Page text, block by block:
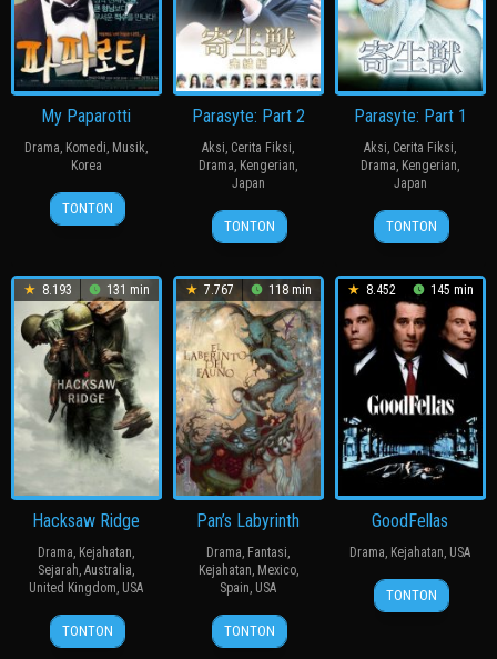
My Paparotti
Drama, Komedi, Musik,
Korea
14
Mar
윤
종
TONTON
Parasyte: Part 2
Aksi, Cerita Fiksi,
Drama, Kengerian,
Japan
25
Apr
Takashi
Yamazaki
TONTON
Parasyte: Part 1
Aksi, Cerita Fiksi,
Drama, Kengerian,
Japan
29
Nov
Takashi
Yamazaki
TONTON
8.193 131 min
Hacksaw Ridge
Drama, Kejahatan,
Sejarah,Australia,
United Kingdom, USA
7
Oct
Mel
Gibson
TONTON
7.767 118 min
Pan’s Labyrinth
Drama, Fantasi,
Kejahatan, Mexico,
Spain, USA
11
Oct
Guillermo
del
TONTON
8.452 145 min
GoodFellas
Drama, Kejahatan, USA
12
Sep
Martin
Scorsese
TONTON